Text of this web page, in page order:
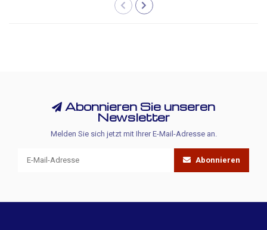
Abonnieren Sie unseren
Newsletter
Melden Sie sich jetzt mit Ihrer E-Mail-Adresse an.
Abonnieren